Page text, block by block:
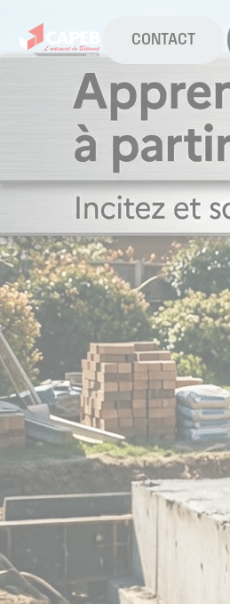
CONTACT
La CAPEB
Nos services
Agenda
Actualités
Boîte à outils
Boutique
Contact
Location de salles
Trouver un artisan
Devenir adhérent
Espace adhérent
Nos partenaires
Billetterie